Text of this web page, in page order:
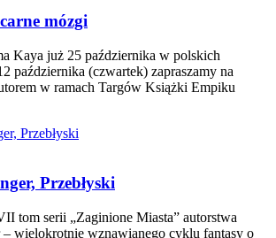
mózgi
Kaya już 25 października w polskich
października (czwartek) zapraszamy na
w ramach Targów Książki Empiku
Przebłyski
tom serii „Zaginione Miasta” autorstwa
– wielokrotnie wznawianego cyklu fantasy o